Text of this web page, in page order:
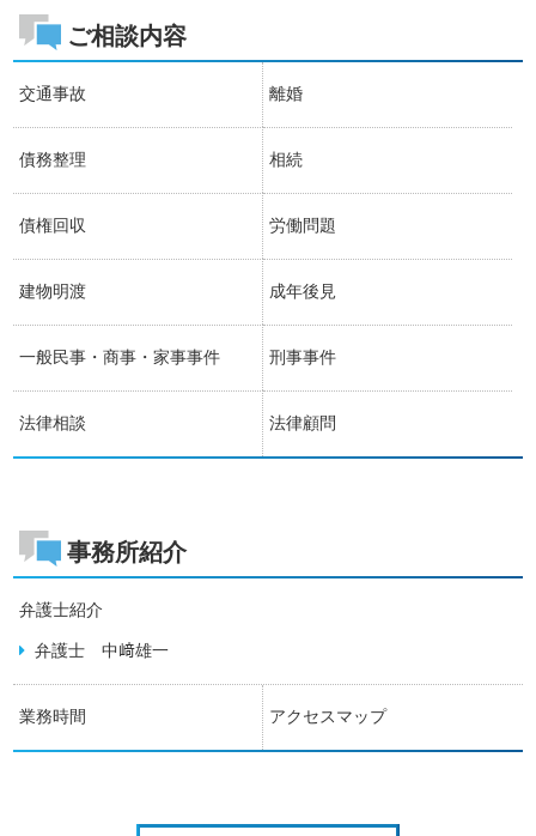
ご相談内容
交通事故 離婚
債務整理 相続
債権回収 労働問題
建物明渡 成年後見
一般民事・商事・家事事件 刑事事件
法律相談 法律顧問
事務所紹介
弁護士紹介
弁護士 中﨑雄一
業務時間 アクセスマップ